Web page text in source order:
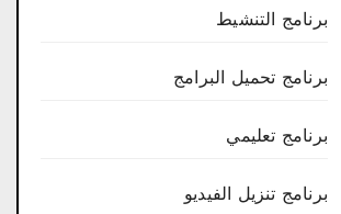
برنامج التنشيط
برنامج تحميل البرامج
برنامج تعليمي
برنامج تنزيل الفيديو